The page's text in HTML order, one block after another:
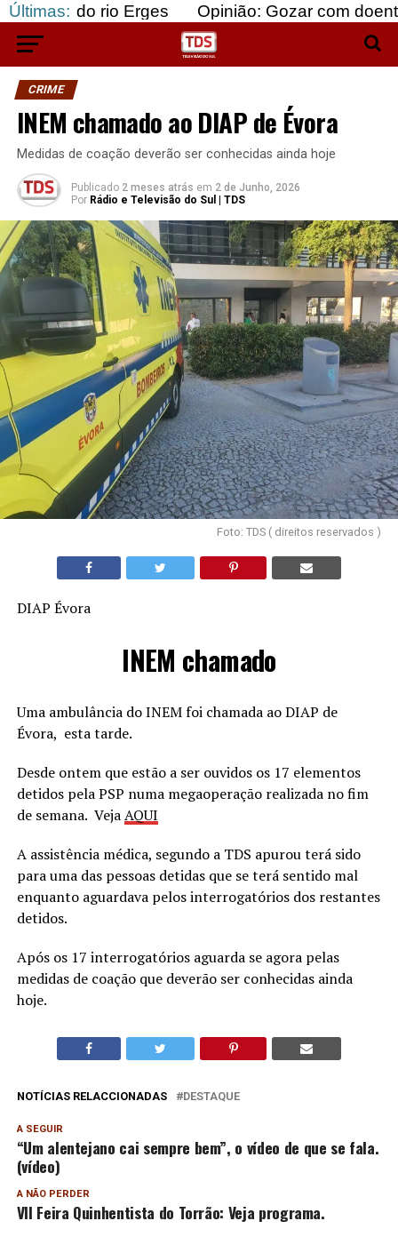
Últimas:
Erges Opinião: Gozar com doentes e
CRIME
INEM chamado ao DIAP de Évora
Medidas de coação deverão ser conhecidas ainda hoje
Publicado 2 meses atrás em 2 de Junho, 2026
Por Rádio e Televisão do Sul | TDS
Foto: TDS ( direitos reservados )
DIAP Évora
INEM chamado
Uma ambulância do INEM foi chamada ao DIAP de
Évora, esta tarde.
Desde ontem que estão a ser ouvidos os 17 elementos
detidos pela PSP numa megaoperaçāo realizada no fim
de semana. VejaAQUI
A assistência médica, segundo a TDS apurou terá sido
para uma das pessoas detidas que se terá sentido mal
enquanto aguardava pelos interrogatórios dos restantes
detidos.
Após os 17 interrogatórios aguarda se agora pelas
medidas de coação que deverão ser conhecidas ainda
hoje.
NOTÍCIAS RELACCIONADAS DESTAQUE
A SEGUIR
“Um alentejano cai sempre bem”, o vídeo de que se fala.
(vídeo)
A NÃO PERDER
VII Feira Quinhentista do Torrão: Veja programa.